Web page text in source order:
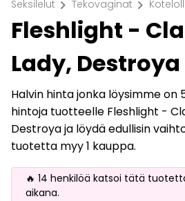
Seksilelut chevron_right Tekovaginat chevron_right
Fleshlight -
Lady, Destroya
Halvin hinta jonka löysimme on
hintoja tuotteelle Fleshlight -
Destroya ja löydä edullisin
tuotetta myy 1 kauppa.
🔥 14 henkilöä katsoi tätä
aikana.